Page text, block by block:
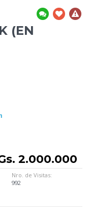
(EN
2.000.000
Nro. de Visitas:
992